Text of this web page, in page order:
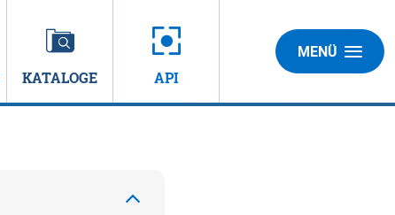
KATALOGE API
MENÜ